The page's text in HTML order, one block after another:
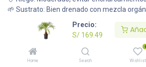
Precio:
S/ 169.49
Home Search Wishlist
🌱 Sustrato: Bien drenado con mezcla
169.49
Añadir al